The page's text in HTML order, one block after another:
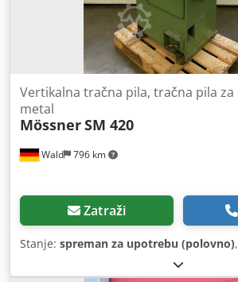
Wald 796 km
Vertikalna tračna pila, tračna pila za
metal
MössnerSM 420
Zatraži
Stanje: spreman za upotrebu (polovno),